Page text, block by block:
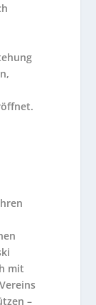
mit
–